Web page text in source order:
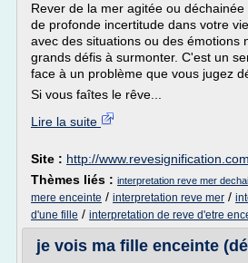
Rever de la mer agitée ou
de profonde incertitude dans votre
avec des situations ou des émotions
grands défis à surmonter. C'est un
face à un problème que vous jugez
Si vous faîtes le rêve...
Lire la suite
Site : http://www.revesignification.com
Thèmes liés : interpretation reve mer
mere enceinte / interpretation reve mer /
d'une fille / interpretation de reve d'etre
je vois ma fille enceinte